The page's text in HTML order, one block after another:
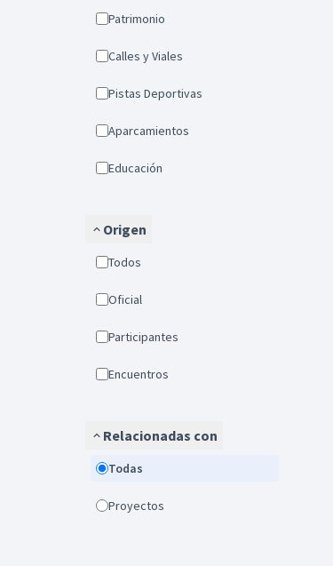
Patrimonio
Calles y Viales
Pistas Deportivas
Aparcamientos
Educación
Origen
Todos
Oficial
Participantes
Encuentros
Relacionadas con
Todas
Proyectos